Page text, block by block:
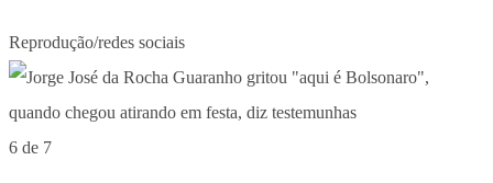
Reprodução/redes sociais
6 de 7